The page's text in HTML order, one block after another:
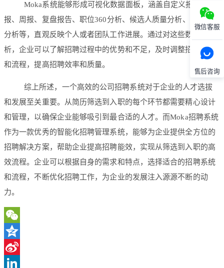
微信客服
售后咨询
Moka系统能够形成可视化数据面板，涵盖自定义报表、日
报、周报、复盘报告、职位360分析、候选人质量分析、渠道质量
分析等，直观反映个人或者团队工作进展。通过对这些数据的分
析，企业可以了解招聘过程中的优势和不足，及时调整招聘策略
和流程，提高招聘效率和质量。
综上所述，一个高效的公司招聘系统对于企业的人才选拔
和发展至关重要。从简历筛选到入职的每个环节都需要精心设计
和管理，以确保企业能够吸引到最合适的人才。而Moka招聘系统
作为一款优秀的智能化招聘管理系统，能够为企业提供全方位的
招聘解决方案，帮助企业提高招聘能效，实现从筛选到入职的高
效流程。企业可以根据自身的需求和特点，选择适合的招聘系统
和流程，不断优化招聘工作，为企业的发展注入源源不断的动
力。
WeChat
Qzone
Sina